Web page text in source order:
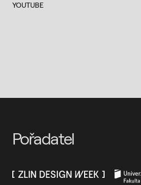
YOUTUBE
Pořadatel